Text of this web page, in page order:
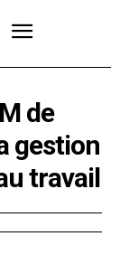
de
gestion
travail